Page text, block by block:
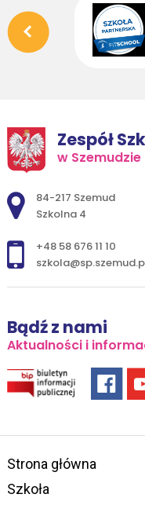
Zespół
w Szemudzie
Adres pocztowy:
84-217 Szemud
Szkolna 4
+48 58 676 11 10
Bądź z nami
Aktualności i
Strona główna
Szkoła